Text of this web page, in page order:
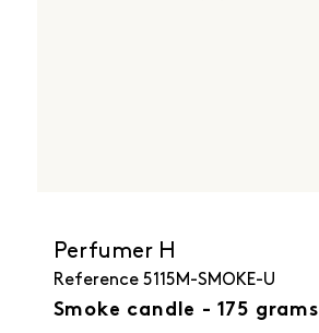
Perfumer H
Reference 5115M-SMOKE-U
Smoke candle - 175 grams